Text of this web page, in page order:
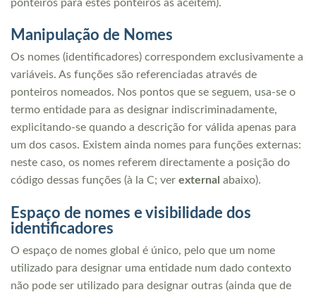
ponteiros para estes ponteiros as aceitem).
Manipulação de Nomes
Os nomes (identificadores) correspondem exclusivamente a
variáveis. As funções são referenciadas através de
ponteiros nomeados. Nos pontos que se seguem, usa-se o
termo entidade para as designar indiscriminadamente,
explicitando-se quando a descrição for válida apenas para
um dos casos. Existem ainda nomes para funções externas:
neste caso, os nomes referem directamente a posição do
código dessas funções (à la C; ver external abaixo).
Espaço de nomes e visibilidade dos
identificadores
O espaço de nomes global é único, pelo que um nome
utilizado para designar uma entidade num dado contexto
não pode ser utilizado para designar outras (ainda que de